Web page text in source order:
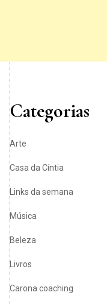
Categorias
Arte
Casa da Cíntia
Links da semana
Música
Beleza
Livros
Carona coaching